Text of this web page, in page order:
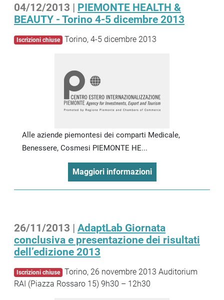
04/12/2013 | PIEMONTE HEALTH &
BEAUTY - Torino 4-5 dicembre 2013
Iscrizioni chiuse Torino, 4-5 dicembre 2013
Alle aziende piemontesi dei comparti Medicale,
Benessere, Cosmesi PIEMONTE HE...
Maggiori informazioni
26/11/2013 | AdaptLab Giornata
conclusiva e presentazione dei risultati
dell’edizione 2013
Iscrizioni chiuse Torino, 26 novembre 2013 Auditorium
RAI (Piazza Rossaro 15) 9h30 – 12h30